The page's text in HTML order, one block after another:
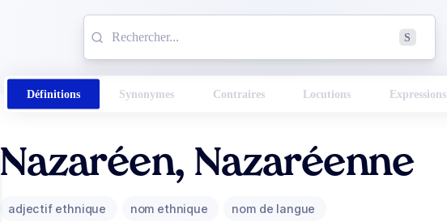
S
Définitions Synonymes Contraires Locutions Expressions
Nazaréen, Nazaréenne
adjectif ethnique nom ethnique nom de langue